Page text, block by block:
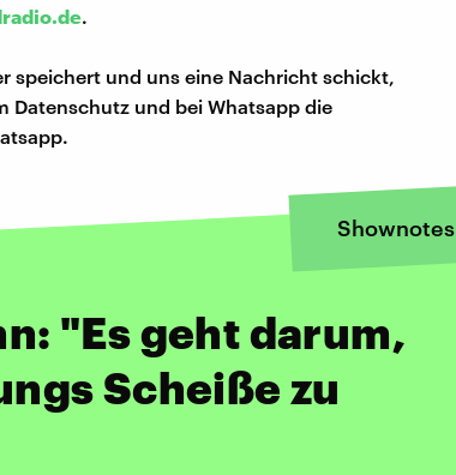
.
speichert und uns eine Nachricht schickt,
Datenschutz und bei Whatsapp die
Shownotes
"Es geht darum,
Scheiße zu